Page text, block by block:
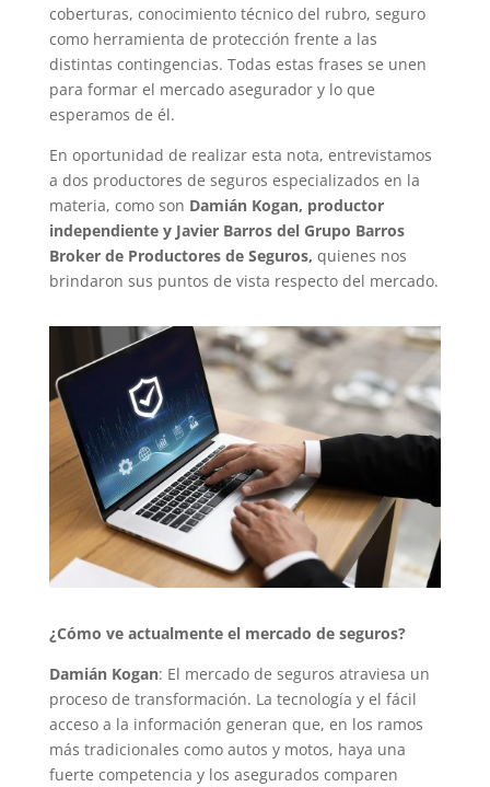
coberturas, conocimiento técnico del rubro, seguro
como herramienta de protección frente a las
distintas contingencias. Todas estas frases se unen
para formar el mercado asegurador y lo que
esperamos de él.
En oportunidad de realizar esta nota, entrevistamos
a dos productores de seguros especializados en la
materia, como son Damián Kogan, productor
independiente y Javier Barros del Grupo Barros
Broker de Productores de Seguros, quienes nos
brindaron sus puntos de vista respecto del mercado.
¿Cómo ve actualmente el mercado de seguros?
Damián Kogan: El mercado de seguros atraviesa un
proceso de transformación. La tecnología y el fácil
acceso a la información generan que, en los ramos
más tradicionales como autos y motos, haya una
fuerte competencia y los asegurados comparen